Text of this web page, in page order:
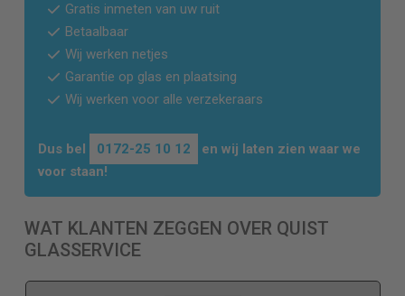
Gratis inmeten van uw ruit
Betaalbaar
Wij werken netjes
Garantie op glas en plaatsing
Wij werken voor alle verzekeraars
Dus bel 0172-25 10 12
en wij laten zien waar we
voor staan!
WAT KLANTEN ZEGGEN OVER QUIST
GLASSERVICE